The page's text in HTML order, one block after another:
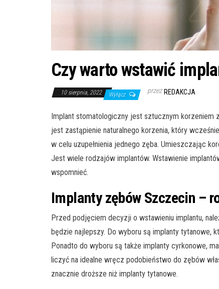
Czy warto wstawić
10 sierpnia, 2022 Wyłącz przez REDAKCJA
Implant stomatologiczny jest sztucznym korzeniem
jest zastąpienie naturalnego korzenia, który
w celu uzupełnienia jednego zęba. Umieszczając
Jest wiele rodzajów implantów. Wstawienie
wspomnieć.
Implanty zębów Szczecin –
Przed podjęciem decyzji o wstawieniu implantu,
będzie najlepszy. Do wyboru są implanty tytanowe,
Ponadto do wyboru są także implanty cyrkonowe,
liczyć na idealne wręcz podobieństwo do zębów
znacznie droższe niż implanty tytanowe.